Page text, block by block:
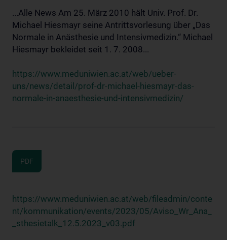
...Alle News Am 25. März 2010 hält Univ. Prof. Dr.
Michael Hiesmayr seine Antrittsvorlesung über „Das
Normale in Anästhesie und Intensivmedizin.“ Michael
Hiesmayr bekleidet seit 1. 7. 2008...
https://www.meduniwien.ac.at/web/ueber-
uns/news/detail/prof-dr-michael-hiesmayr-das-
normale-in-anaesthesie-und-intensivmedizin/
PDF
https://www.meduniwien.ac.at/web/fileadmin/conte
nt/kommunikation/events/2023/05/Aviso_Wr_Ana_
_sthesietalk_12.5.2023_v03.pdf